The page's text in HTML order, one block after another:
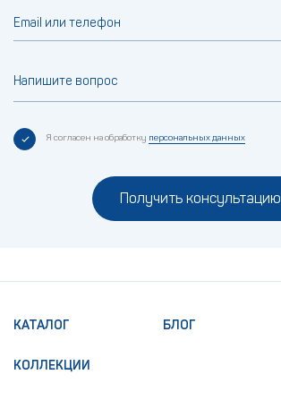
Email или телефон
Напишите вопрос
Я согласен на обработку персональных данных
Получить консультацию
КАТАЛОГ
КОЛЛЕКЦИИ
БЛОГ